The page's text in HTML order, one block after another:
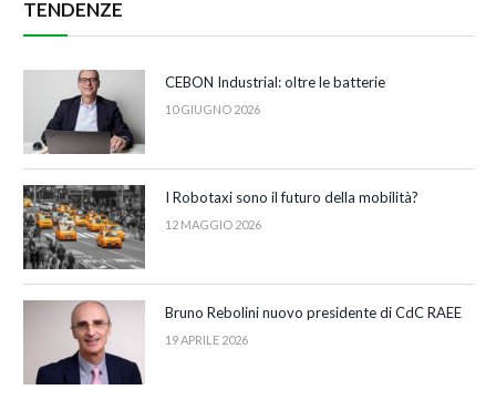
TENDENZE
CEBON Industrial: oltre le batterie
10 GIUGNO 2026
I Robotaxi sono il futuro della mobilità?
12 MAGGIO 2026
Bruno Rebolini nuovo presidente di CdC RAEE
19 APRILE 2026